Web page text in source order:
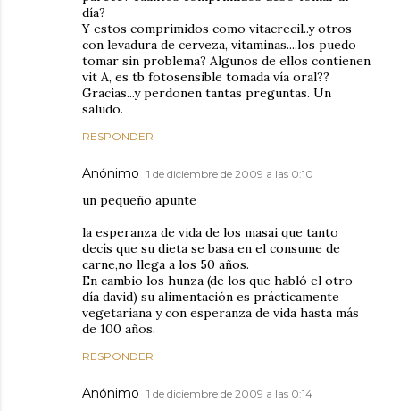
día?
Y estos comprimidos como vitacrecil..y otros
con levadura de cerveza, vitaminas....los puedo
tomar sin problema? Algunos de ellos contienen
vit A, es tb fotosensible tomada vía oral??
Gracias...y perdonen tantas preguntas. Un
saludo.
RESPONDER
Anónimo 1 de diciembre de 2009 a las 0:10
un pequeño apunte
la esperanza de vida de los masai que tanto
decís que su dieta se basa en el consume de
carne,no llega a los 50 años.
En cambio los hunza (de los que habló el otro
día david) su alimentación es prácticamente
vegetariana y con esperanza de vida hasta más
de 100 años.
RESPONDER
Anónimo 1 de diciembre de 2009 a las 0:14